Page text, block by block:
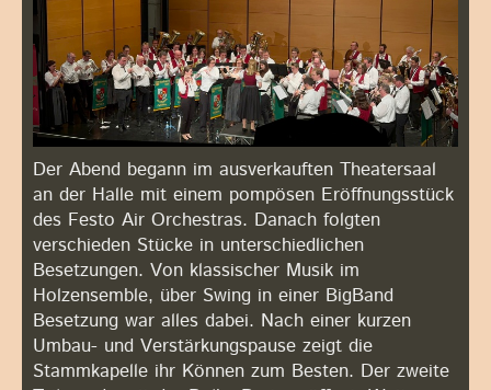
Der Abend begann im ausverkauften Theatersaal
an der Halle mit einem pompösen Eröffnungsstück
des Festo Air Orchestras. Danach folgten
verschieden Stücke in unterschiedlichen
Besetzungen. Von klassischer Musik im
Holzensemble, über Swing in einer BigBand
Besetzung war alles dabei. Nach einer kurzen
Umbau- und Verstärkungspause zeigt die
Stammkapelle ihr Können zum Besten. Der zweite